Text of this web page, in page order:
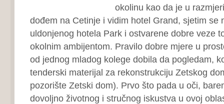
okolinu kao da je u
dođem na Cetinje i vidim hotel Grand, sjetim se
uldonjenog hotela Park i ostvarene dobre veze
okolnim ambijentom. Pravilo dobre mjere u
od jednog mladog kolege dobila da pogledam,
tenderski materijal za rekonstrukciju Zetskog
pozorište Zetski dom). Prvo što pada u oči,
dovoljno životnog i stručnog iskustva u ovoj